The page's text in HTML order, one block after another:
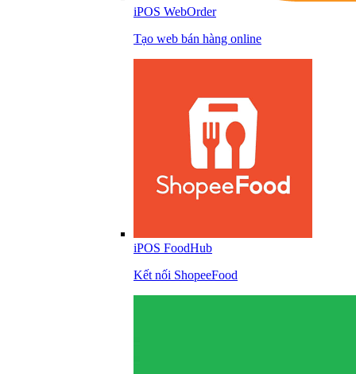
iPOS WebOrder
Tạo web bán hàng online
iPOS FoodHub
Kết nối ShopeeFood